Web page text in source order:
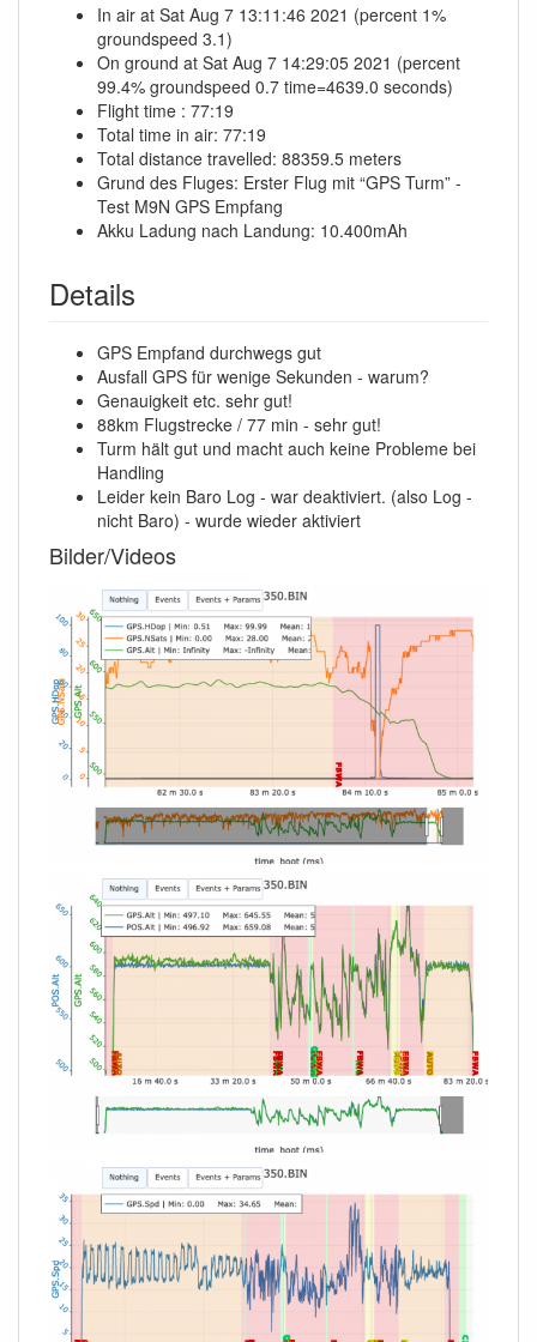
In air at Sat Aug 7 13:11:46 2021 (percent 1%
groundspeed 3.1)
On ground at Sat Aug 7 14:29:05 2021 (percent
99.4% groundspeed 0.7 time=4639.0 seconds)
Flight time : 77:19
Total time in air: 77:19
Total distance travelled: 88359.5 meters
Grund des Fluges: Erster Flug mit “GPS Turm” -
Test M9N GPS Empfang
Akku Ladung nach Landung: 10.400mAh
Details
GPS Empfand durchwegs gut
Ausfall GPS für wenige Sekunden - warum?
Genauigkeit etc. sehr gut!
88km Flugstrecke / 77 min - sehr gut!
Turm hält gut und macht auch keine Probleme bei
Handling
Leider kein Baro Log - war deaktiviert. (also Log -
nicht Baro) - wurde wieder aktiviert
Bilder/Videos